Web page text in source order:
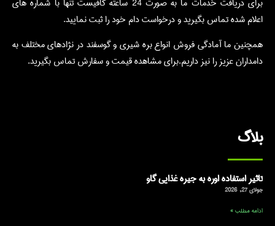
اعلام شده تماس بگیرید و درخواست دام خود را ثبت نمایید.
همچنین ما آمادگی فروش انواع بره شیری و گوسفند در نژادهای مختلف به
دامداران عزیز را نیز داریم.برای مشاهده قیمت و سفارش تماس بگیرید.
بلاگ
تاثیر استفاده اوره به جیره غذایی گاو
جولای 27, 2026
ادامه مطلب »